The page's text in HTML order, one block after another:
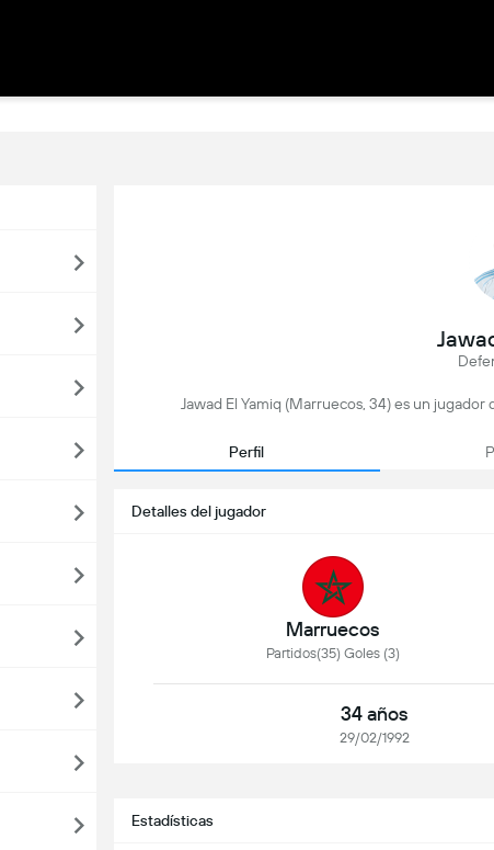
Jawad El Yamiq (Marruecos, 34) es un
Perfil
Detalles del jugador
Marruecos
Partidos(35) Goles (3)
34 años
29/02/1992
Estadísticas